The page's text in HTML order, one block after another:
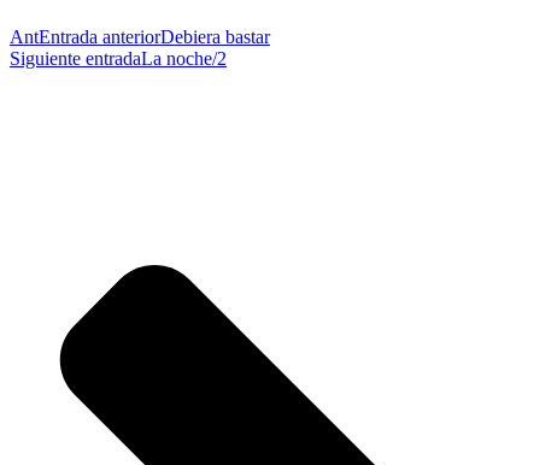
AntEntrada anteriorDebiera bastar
Siguiente entradaLa noche/2